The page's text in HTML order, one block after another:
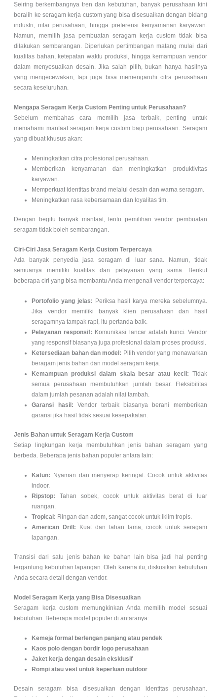
Seiring berkembangnya tren dan kebutuhan, banyak perusahaan kini
beralih ke seragam kerja custom yang bisa disesuaikan dengan bidang
industri, nilai perusahaan, hingga preferensi kenyamanan karyawan.
Namun, memilih jasa pembuatan seragam kerja custom tidak bisa
dilakukan sembarangan. Diperlukan pertimbangan matang mulai dari
kualitas bahan, ketepatan waktu produksi, hingga kemampuan vendor
dalam menyesuaikan desain. Jika salah pilih, bukan hanya hasilnya
yang mengecewakan, tapi juga bisa memengaruhi citra perusahaan
secara keseluruhan.
Mengapa Seragam Kerja Custom Penting untuk Perusahaan?
Sebelum membahas cara memilih jasa terbaik, penting untuk
memahami manfaat seragam kerja custom bagi perusahaan. Seragam
yang dibuat khusus akan:
Meningkatkan citra profesional perusahaan.
Memberikan kenyamanan dan meningkatkan produktivitas
karyawan.
Memperkuat identitas brand melalui desain dan warna seragam.
Meningkatkan rasa kebersamaan dan loyalitas tim.
Dengan begitu banyak manfaat, tentu pemilihan vendor pembuatan
seragam tidak boleh sembarangan.
Ciri-Ciri Jasa Seragam Kerja Custom Terpercaya
Ada banyak penyedia jasa seragam di luar sana. Namun, tidak
semuanya memiliki kualitas dan pelayanan yang sama. Berikut
beberapa ciri yang bisa membantu Anda mengenali vendor terpercaya:
Portofolio yang jelas: Periksa hasil karya mereka sebelumnya.
Jika vendor memiliki banyak klien perusahaan dan hasil
seragamnya tampak rapi, itu pertanda baik.
Pelayanan responsif: Komunikasi lancar adalah kunci. Vendor
yang responsif biasanya juga profesional dalam proses produksi.
Ketersediaan bahan dan model: Pilih vendor yang menawarkan
beragam jenis bahan dan model seragam kerja.
Kemampuan produksi dalam skala besar atau kecil: Tidak
semua perusahaan membutuhkan jumlah besar. Fleksibilitas
dalam jumlah pesanan adalah nilai tambah.
Garansi hasil: Vendor terbaik biasanya berani memberikan
garansi jika hasil tidak sesuai kesepakatan.
Jenis Bahan untuk Seragam Kerja Custom
Setiap lingkungan kerja membutuhkan jenis bahan seragam yang
berbeda. Beberapa jenis bahan populer antara lain:
Katun: Nyaman dan menyerap keringat. Cocok untuk aktivitas
indoor.
Ripstop:
Tahan sobek, cocok untuk aktivitas berat di luar
ruangan.
Tropical: Ringan dan adem, sangat cocok untuk iklim tropis.
American Drill: Kuat dan tahan lama, cocok untuk seragam
lapangan.
Transisi dari satu jenis bahan ke bahan lain bisa jadi hal penting
tergantung kebutuhan lapangan. Oleh karena itu, diskusikan kebutuhan
Anda secara detail dengan vendor.
Model Seragam Kerja yang Bisa Disesuaikan
Seragam kerja custom memungkinkan Anda memilih model sesuai
kebutuhan. Beberapa model populer di antaranya:
Kemeja formal berlengan panjang atau pendek
Kaos polo dengan bordir logo perusahaan
Jaket kerja dengan desain eksklusif
Rompi atau vest untuk keperluan outdoor
Desain seragam bisa disesuaikan dengan identitas perusahaan.